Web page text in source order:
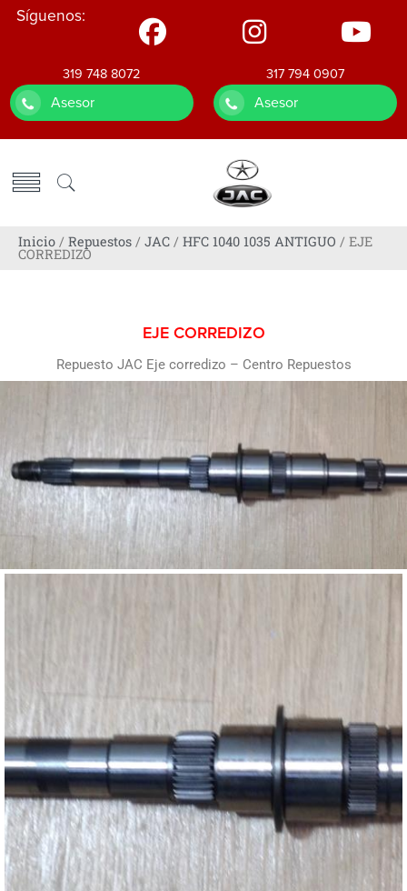
Síguenos:
319 748 8072
Asesor
317 794 0907
Asesor
Inicio / Repuestos / JAC / HFC 1040 1035 ANTIGUO / EJE
CORREDIZO
EJE CORREDIZO
Repuesto JAC Eje corredizo – Centro Repuestos